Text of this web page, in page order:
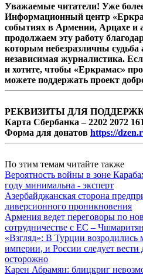
Уважаемые читатели! Уже
Информационный центр
событиях в Армении, Арцахе и
продолжаем эту работу
которым небезразличны судьба
независимая журналистика.
и хотите, чтобы «Еркрамас»
можете поддержать проект
РЕКВИЗИТЫ ДЛЯ
Карта Сбербанка – 2202 2072
Форма для донатов https://
По этим темам читайте также
Вероятность войны в зоне
году минимальна - эксперт
Азербайджанская сторона
диверсионного проникновения
Армения ведет переговоры по
сотрудничестве с ЕС – Чшмаритян
«Взгляд»: В Турции
империи, и России следует вести
осторожно
Карен Абрамян: блицкриг